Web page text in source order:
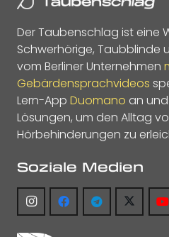
Der Taubenschlag ist eine
Schwerhörige, Taubblinde
vom Berliner Unternehmen
Gebärdensprachvideos
Lern-App Duomano an
Lösungen, um den Alltag
Hörbehinderungen zu
Soziale Medien